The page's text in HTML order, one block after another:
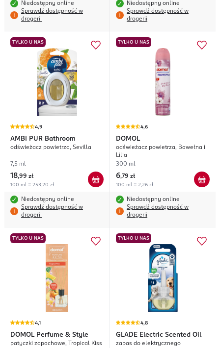
Niedostępny online
Sprawdź dostępność w
drogerii
Niedostępny online
Sprawdź dostępność w
drogerii
TYLKO U NAS
4,9
AMBI PUR Bathroom
odświeżacz powietrza, Sevilla
7,5 ml
18,99 zł
100 ml = 253,20 zł
Niedostępny online
Sprawdź dostępność w
drogerii
TYLKO U NAS
4,6
DOMOL
odświeżacz powietrza, Bawełna i
Lilia
300 ml
6,79 zł
100 ml = 2,26 zł
Niedostępny online
Sprawdź dostępność w
drogerii
TYLKO U NAS
4,1
DOMOL Perfume & Style
patyczki zapachowe, Tropical Kiss
TYLKO U NAS
4,8
GLADE Electric Scented Oil
zapas do elektrycznego